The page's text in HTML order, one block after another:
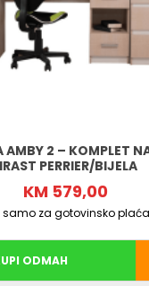
AMBY 2 – KOMPLET
PERRIER/BIJELA
KM 579,00
samo za gotovinsko
ODMAH